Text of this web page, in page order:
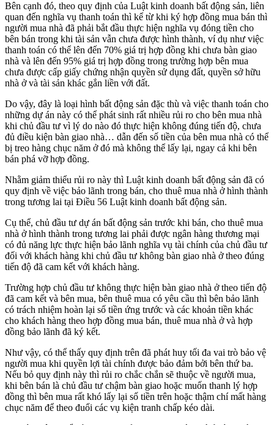
Bên cạnh đó, theo quy định của Luật kinh doanh bất động sản, liên
quan đến nghĩa vụ thanh toán thì kể từ khi ký hợp đồng mua bán thì
người mua nhà đã phải bắt đầu thực hiện nghĩa vụ đóng tiền cho
bên bán trong khi tài sản vẫn chưa được hình thành, ví dụ như việc
thanh toán có thể lên đến 70% giá trị hợp đồng khi chưa bàn giao
nhà và lên đến 95% giá trị hợp đồng trong trường hợp bên mua
chưa được cấp giấy chứng nhận quyền sử dụng đất, quyền sở hữu
nhà ở và tài sản khác gắn liền với đất.
Do vậy, đây là loại hình bất động sản đặc thù và việc thanh toán cho
những dự án này có thể phát sinh rất nhiều rủi ro cho bên mua nhà
khi chủ đầu tư vì lý do nào đó thực hiện không đúng tiến độ, chưa
đủ điều kiện bàn giao nhà… dẫn đến số tiền của bên mua nhà có thể
bị treo hàng chục năm ở đó mà không thể lấy lại, ngay cả khi bên
bán phá vỡ hợp đồng.
Nhằm giảm thiểu rủi ro này thì Luật kinh doanh bất động sản đã có
quy định về việc bảo lãnh trong bán, cho thuê mua nhà ở hình thành
trong tương lai tại Điều 56 Luật kinh doanh bất động sản.
Cụ thể, chủ đầu tư dự án bất động sản trước khi bán, cho thuê mua
nhà ở hình thành trong tương lai phải được ngân hàng thương mại
có đủ năng lực thực hiện bảo lãnh nghĩa vụ tài chính của chủ đầu tư
đối với khách hàng khi chủ đầu tư không bàn giao nhà ở theo đúng
tiến độ đã cam kết với khách hàng.
Trường hợp chủ đầu tư không thực hiện bàn giao nhà ở theo tiến độ
đã cam kết và bên mua, bên thuê mua có yêu cầu thì bên bảo lãnh
có trách nhiệm hoàn lại số tiền ứng trước và các khoản tiền khác
cho khách hàng theo hợp đồng mua bán, thuê mua nhà ở và hợp
đồng bảo lãnh đã ký kết.
Như vậy, có thể thấy quy định trên đã phát huy tối đa vai trò bảo vệ
người mua khi quyền lợi tài chính được bảo đảm bởi bên thứ ba.
Nếu bỏ quy định này thì rủi ro chắc chắn sẽ thuộc về người mua,
khi bên bán là chủ đầu tư chậm bàn giao hoặc muốn thanh lý hợp
đồng thì bên mua rất khó lấy lại số tiền trên hoặc thậm chí mất hàng
chục năm để theo đuổi các vụ kiện tranh chấp kéo dài.